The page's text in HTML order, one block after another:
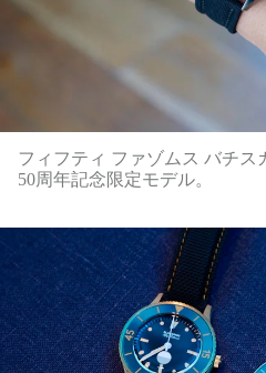
フィフティ ファゾムス バチス
50周年記念限定モデル。